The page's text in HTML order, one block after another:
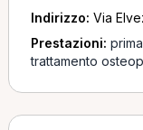
Indirizzo: Via
Prestazioni:
trattamento